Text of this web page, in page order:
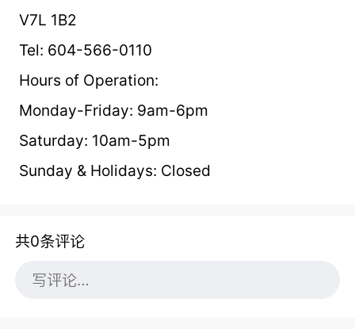
V7L 1B2
Tel: 604-566-0110
Hours of Operation:
Monday-Friday: 9am-6pm
Saturday: 10am-5pm
Sunday & Holidays: Closed
共0条评论